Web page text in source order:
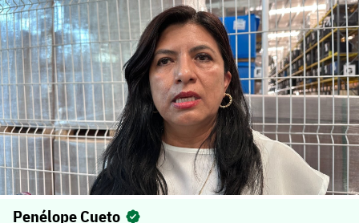
Penélope Cueto